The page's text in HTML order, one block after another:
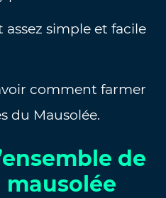
assez simple et facile
comment farmer
du Mausolée.
de